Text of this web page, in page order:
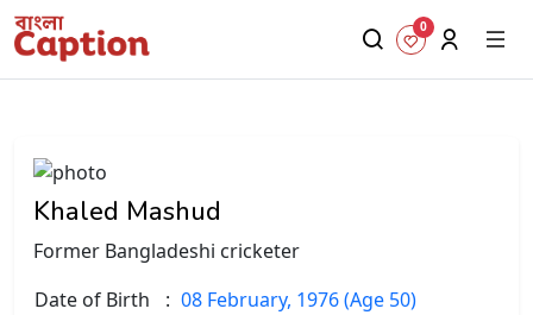
0
Khaled Mashud
Former Bangladeshi cricketer
Date of Birth
: 08 February, 1976 (Age 50)